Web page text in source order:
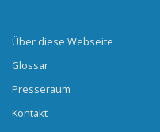
Über diese Webseite
Glossar
Presseraum
Kontakt